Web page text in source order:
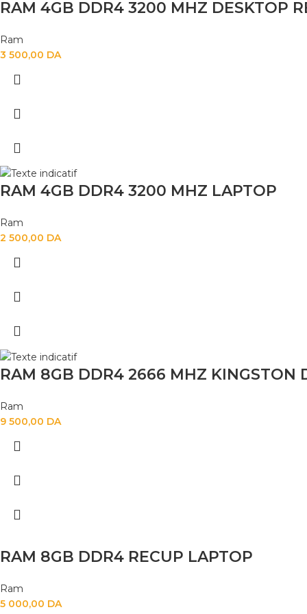
RAM 4GB DDR4 3200 MHZ DESKTOP
Ram
3 500,00 DA
RAM 4GB DDR4 3200 MHZ LAPTOP
Ram
2 500,00 DA
RAM 8GB DDR4 2666 MHZ KINGSTON
Ram
9 500,00 DA
RAM 8GB DDR4 RECUP LAPTOP
Ram
5 000,00 DA